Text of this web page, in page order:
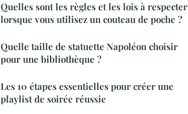
Quelles sont les règles et les lois à respecter
lorsque vous utilisez un couteau de poche ?
Quelle taille de statuette Napoléon choisir
pour une bibliothèque ?
Les 10 étapes essentielles pour créer une
playlist de soirée réussie